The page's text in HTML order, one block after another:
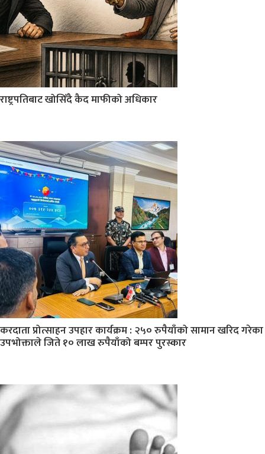
राष्ट्रपतिबाट खोसिँदै कैद माफीको अधिकार
करदाता प्रोत्साहन उपहार कार्यक्रम : २५० रुपैयाँको सामान खरिद गरेका
उपभोक्ताले जिते १० लाख रुपैयाँको बम्पर पुरस्कार